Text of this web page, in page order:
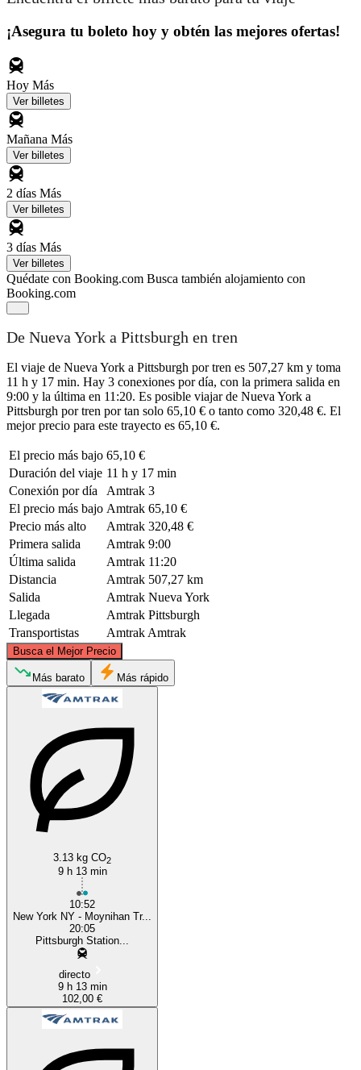
¡Asegura tu boleto hoy y obtén las mejores ofertas!
Hoy Más
Ver billetes
Mañana Más
Ver billetes
2 días Más
Ver billetes
3 días Más
Ver billetes
Quédate con Booking.com Busca también alojamiento con
Booking.com
De Nueva York a Pittsburgh en tren
El viaje de Nueva York a Pittsburgh por tren es 507,27 km y toma
11 h y 17 min. Hay 3 conexiones por día, con la primera salida en
9:00 y la última en 11:20. Es posible viajar de Nueva York a
Pittsburgh por tren por tan solo 65,10 € o tanto como 320,48 €. El
mejor precio para este trayecto es 65,10 €.
El precio más bajo 65,10 €
Duración del viaje 11 h y 17 min
Conexión por día
Amtrak 3
El precio más bajo Amtrak 65,10 €
Precio más alto
Amtrak 320,48 €
Primera salida
Amtrak 9:00
Última salida
Amtrak 11:20
Distancia
Amtrak 507,27 km
Salida
Amtrak Nueva York
Llegada
Amtrak Pittsburgh
Transportistas
Amtrak Amtrak
Busca el Mejor Precio
Pittsburgh, PA
©
Más barato Más rápido
3.13 kg CO2
9 h 13 min
10:52
New York NY - Moynihan Tr...
20:05
Pittsburgh Station...
directo
9 h 13 min
102,00 €